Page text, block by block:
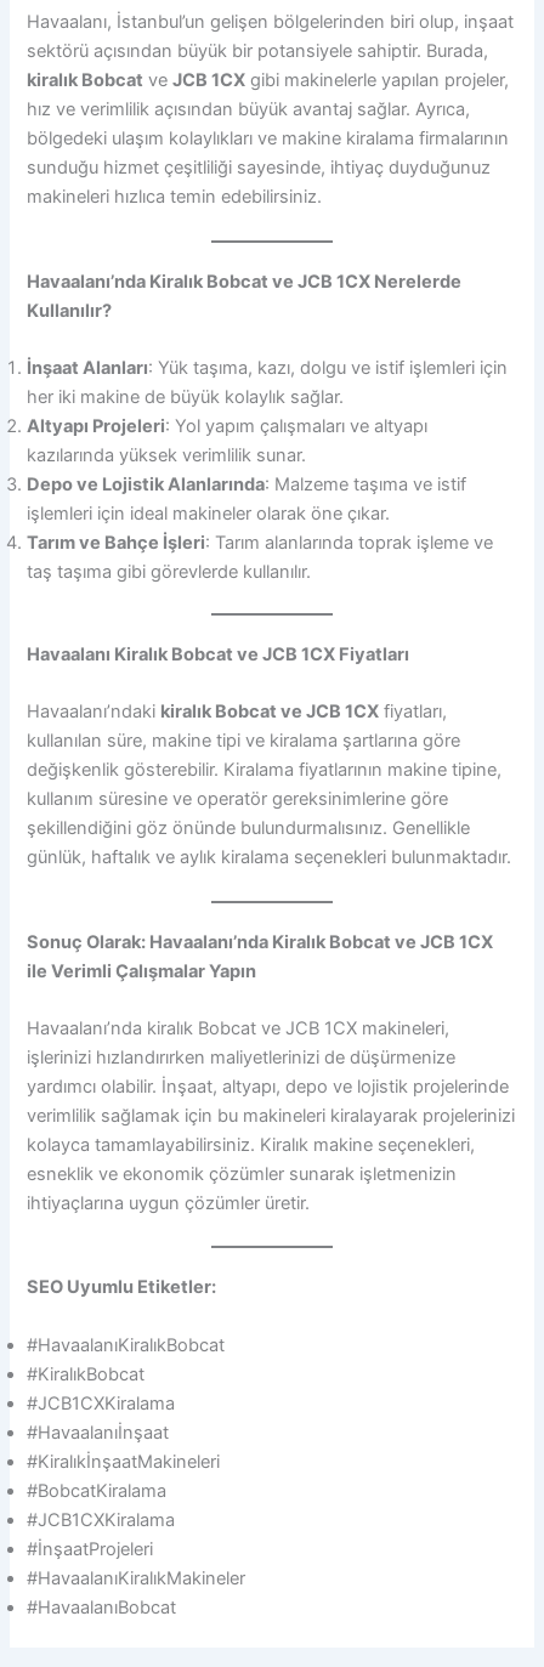
Havaalanı, İstanbul’un gelişen bölgelerinden biri olup, inşaat
sektörü açısından büyük bir potansiyele sahiptir. Burada,
kiralık Bobcat veJCB 1CX gibi makinelerle yapılan projeler,
hız ve verimlilik açısından büyük avantaj sağlar. Ayrıca,
bölgedeki ulaşım kolaylıkları ve makine kiralama firmalarının
sunduğu hizmet çeşitliliği sayesinde, ihtiyaç duyduğunuz
makineleri hızlıca temin edebilirsiniz.
Havaalanı’nda Kiralık Bobcat ve JCB 1CX Nerelerde
Kullanılır?
İnşaat Alanları: Yük taşıma, kazı, dolgu ve istif işlemleri için
her iki makine de büyük kolaylık sağlar.
Altyapı Projeleri: Yol yapım çalışmaları ve altyapı
kazılarında yüksek verimlilik sunar.
Depo ve Lojistik Alanlarında: Malzeme taşıma ve istif
işlemleri için ideal makineler olarak öne çıkar.
Tarım ve Bahçe İşleri: Tarım alanlarında toprak işleme ve
taş taşıma gibi görevlerde kullanılır.
Havaalanı Kiralık Bobcat ve JCB 1CX Fiyatları
Havaalanı’ndaki kiralık Bobcat ve JCB 1CX fiyatları,
kullanılan süre, makine tipi ve kiralama şartlarına göre
değişkenlik gösterebilir. Kiralama fiyatlarının makine tipine,
kullanım süresine ve operatör gereksinimlerine göre
şekillendiğini göz önünde bulundurmalısınız. Genellikle
günlük, haftalık ve aylık kiralama seçenekleri bulunmaktadır.
Sonuç Olarak: Havaalanı’nda Kiralık Bobcat ve JCB 1CX
ile Verimli Çalışmalar Yapın
Havaalanı’nda kiralık Bobcat ve JCB 1CX makineleri,
işlerinizi hızlandırırken maliyetlerinizi de düşürmenize
yardımcı olabilir. İnşaat, altyapı, depo ve lojistik projelerinde
verimlilik sağlamak için bu makineleri kiralayarak projelerinizi
kolayca tamamlayabilirsiniz. Kiralık makine seçenekleri,
esneklik ve ekonomik çözümler sunarak işletmenizin
ihtiyaçlarına uygun çözümler üretir.
SEO Uyumlu Etiketler:
#HavaalanıKiralıkBobcat
#KiralıkBobcat
#JCB1CXKiralama
#Havaalanıİnşaat
#KiralıkİnşaatMakineleri
#BobcatKiralama
#JCB1CXKiralama
#İnşaatProjeleri
#HavaalanıKiralıkMakineler
#HavaalanıBobcat